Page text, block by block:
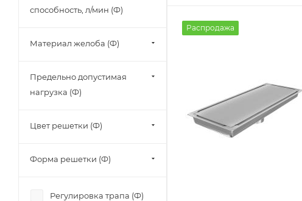
Распродажа
способность, л/мин (Ф)
Материал желоба (Ф)
Предельно допустимая
нагрузка (Ф)
Цвет решетки (Ф)
Форма решетки (Ф)
Регулировка трапа (Ф)